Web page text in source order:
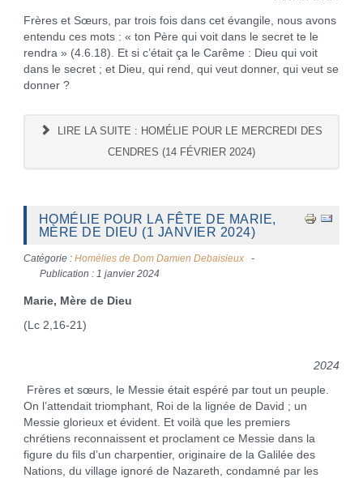
Frères et Sœurs, par trois fois dans cet évangile, nous avons
entendu ces mots : « ton Père qui voit dans le secret te le
rendra » (4.6.18). Et si c’était ça le Carême : Dieu qui voit
dans le secret ; et Dieu, qui rend, qui veut donner, qui veut se
donner ?
LIRE LA SUITE : HOMÉLIE POUR LE MERCREDI DES
CENDRES (14 FÉVRIER 2024)
HOMÉLIE POUR LA FÊTE DE MARIE,
MÈRE DE DIEU (1 JANVIER 2024)
Catégorie : Homélies de Dom Damien Debaisieux
Publication : 1 janvier 2024
Marie, Mère de Dieu
(Lc 2,16-21)
2024
Frères et sœurs, le Messie était espéré par tout un peuple.
On l’attendait triomphant, Roi de la lignée de David ; un
Messie glorieux et évident. Et voilà que les premiers
chrétiens reconnaissent et proclament ce Messie dans la
figure du fils d’un charpentier, originaire de la Galilée des
Nations, du village ignoré de Nazareth, condamné par les